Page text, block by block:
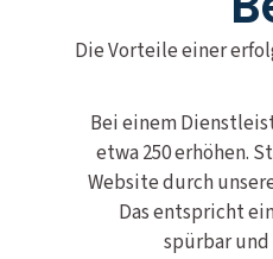
Die Vorteile einer
Bei einem
etwa 250 erhöhen.
Website durch
Das entspricht
spürbar